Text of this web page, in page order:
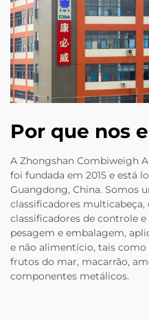
Por que nos
A Zhongshan Combiweigh
foi fundada em 2015 e está
Guangdong, China. Somos
classificadores multicabeça,
classificadores de controle
pesagem e embalagem,
e não alimentício, tais como
frutos do mar, macarrão,
componentes metálicos.